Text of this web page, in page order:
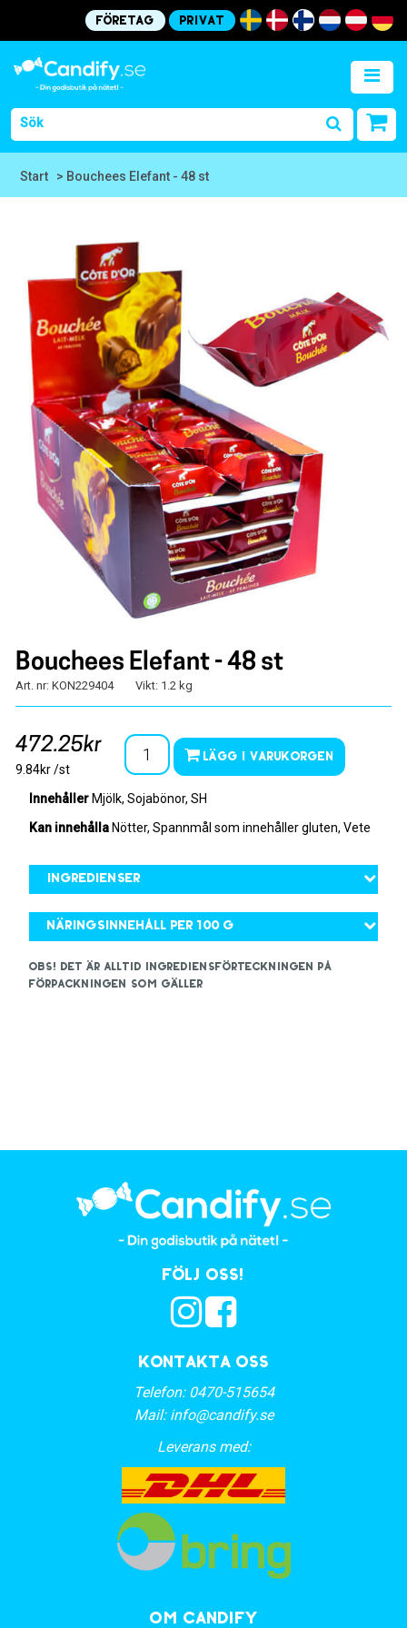
Företag Privat
Start > Bouchees Elefant - 48 st
Bouchees Elefant - 48 st
Art. nr: KON229404 Vikt: 1.2 kg
472.25kr
9.84kr /st
Lägg i varukorgen
Innehåller Mjölk, Sojabönor, SH
Kan innehålla Nötter, Spannmål som innehåller gluten, Vete
Ingredienser
Näringsinnehåll per 100 g
OBS! Det är alltid ingrediensförteckningen på
förpackningen som gäller
Kontakta oss
Telefon: 0470-515654
Mail: info@candify.se
Leverans med:
Följ oss!
OM CANDIFY